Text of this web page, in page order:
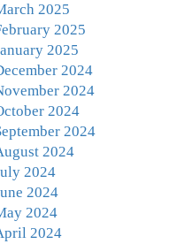
2025
2025
2025
2024
2024
2024
2024
2024
2024
2024
2024
2024